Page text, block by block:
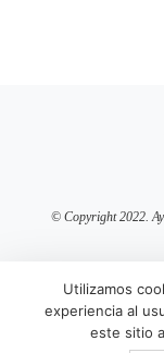
© Copyright 2022.
sitio
Utilizamos
experiencia al
este sitio